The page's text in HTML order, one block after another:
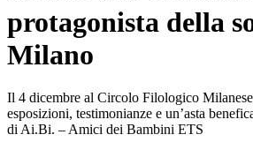
protagonista della
Milano
Il 4 dicembre al Circolo Filologico Milanese
esposizioni, testimonianze e un’asta
di Ai.Bi. – Amici dei Bambini ETS